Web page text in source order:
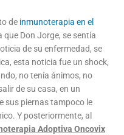
de inmunoterapia en el
que Don Jorge, se sentía
de su enfermedad, se
esta noticia fue un shock,
no tenía ánimos, no
de su casa, en un
sus piernas tampoco le
Y posteriormente, al
Adoptiva Oncovix